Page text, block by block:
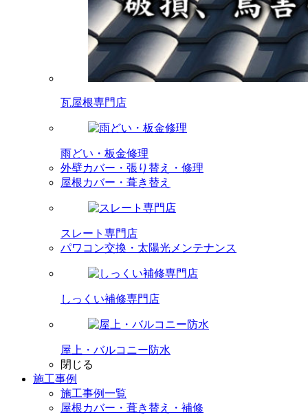
瓦屋根専門店
雨どい・板金修理
外壁カバー・張り替え・修理
屋根カバー・葺き替え
スレート専門店
パワコン交換・太陽光メンテナンス
しっくい補修専門店
屋上・バルコニー防水
閉じる
施工事例
施工事例一覧
屋根カバー・葺き替え・補修